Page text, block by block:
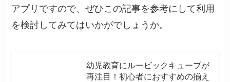
アプリですので、ぜひこの記事を参考にして利用
を検討してみてはいかがでしょうか。
幼児教育にルービックキューブが
再注目！初心者におすすめの揃え